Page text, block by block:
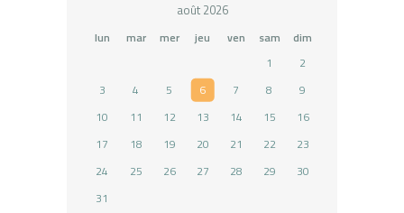
août 2026
lun mar mer jeu ven sam
dim
1
2
3
4 5 6 7 8
9
10
11 12 13 14 15
16
17
18 19 20 21 22
23
24
25 26 27 28 29
30
31